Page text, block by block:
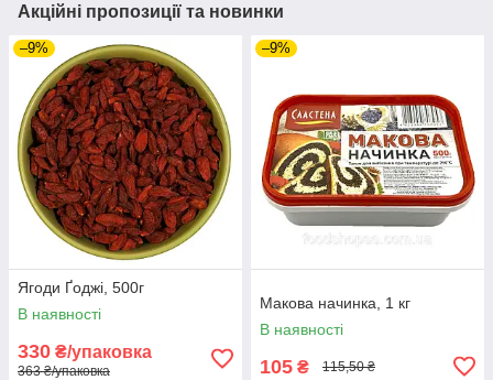
Акційні пропозиції та новинки
–9%
Ягоди Ґоджі, 500г
В наявності
330 ₴/упаковка
363 ₴/упаковка
–9%
Макова начинка, 1 кг
В наявності
105 ₴ 115,50 ₴